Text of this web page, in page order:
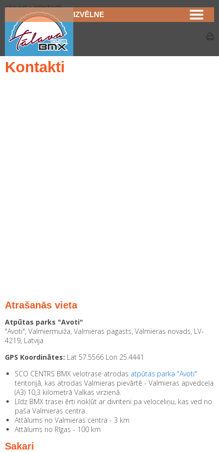
IZVĒLNE
SĀKUMS>KONTAKTI
Kontakti
Kontakti
Atrašanās vieta
Atpūtas parks "Avoti"
"Avoti", Valmiermuiža, Valmieras pagasts, Valmieras novads, LV-
4219, Latvija
GPS Koordinātes: Lat 57.5566 Lon 25.4441
SCO CENTRS BMX velotrase atrodas atpūtas parka "Avoti"
teritorijā, kas atrodas Valmieras pievārtē - Valmieras apvedceļa
(A3) 10,3 kilometrā Valkas virzienā.
Līdz BMX trasei ērti nokļūt ar divriteni pa veloceliņu, kas ved no
paša Valmieras centra.
Attālums no Valmieras centra - 3 km
Attālums no Rīgas - 100 km
Sakari